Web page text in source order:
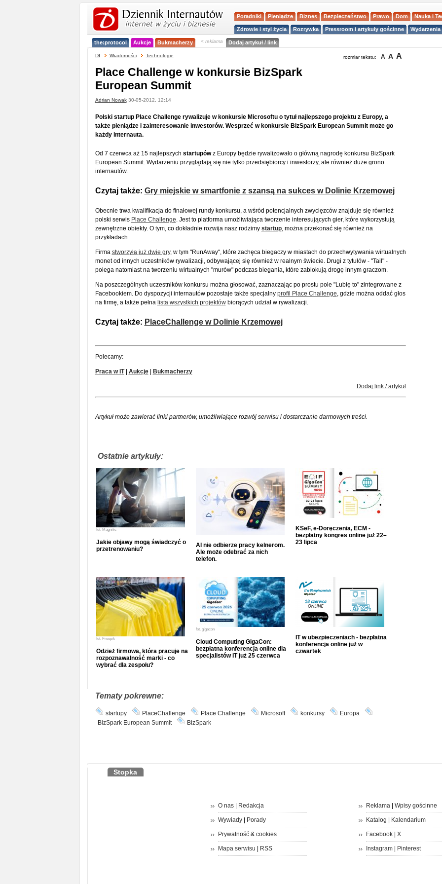
Poradniki Pieniądze Biznes Bezpieczeństwo Prawo Dom Nauka i
Zdrowie i styl życia Rozrywka Pressroom i artykuły gościnne
the:protocol Aukcje Bukmacherzy < reklama Dodaj artykuł / link
DI Wiadomości Technologie rozmiar tekstu: A A A
Place Challenge w konkursie BizSpark
European Summit
Adrian Nowak30-05-2012, 12:14
Polski startup Place Challenge rywalizuje w konkursie Microsoftu o tytuł najlepszego projektu z Europy, a
także pieniądze i zainteresowanie inwestorów. Wesprzeć w konkursie BizSpark European Summit może go
każdy internauta.
Od 7 czerwca aż 15 najlepszych startupówz Europy będzie rywalizowało o główną nagrodę konkursu BizSpark
European Summit. Wydarzeniu przyglądają się nie tylko przedsiębiorcy i inwestorzy, ale również duże grono
internautów.
Czytaj także: Gry miejskie w smartfonie z szansą na sukces w Dolinie Krzemowej
Obecnie trwa kwalifikacja do finałowej rundy konkursu, a wśród potencjalnych zwycięzców znajduje się również
polski serwis Place Challenge. Jest to platforma umożliwiająca tworzenie interesujących gier, które wykorzystują
zewnętrzne obiekty. O tym, co dokładnie rozwija nasz rodzimy startup, można przekonać się również na
przykładach.
Firma stworzyła już dwie gry, w tym "RunAway", które zachęca biegaczy w miastach do przechwytywania wirtualnych
monet od innych uczestników rywalizacji, odbywającej się również w realnym świecie. Drugi z tytułów - "Tail" -
polega natomiast na tworzeniu wirtualnych "murów" podczas biegania, które zablokują drogę innym graczom.
Na poszczególnych uczestników konkursu można głosować, zaznaczając po prostu pole "Lubię to" zintegrowane z
Facebookiem. Do dyspozycji internautów pozostaje także specjalny profil Place Challenge, gdzie można oddać głos
na firmę, a także pełna lista wszystkich projektówbiorących udział w rywalizacji.
Czytaj także: PlaceChallenge w Dolinie Krzemowej
Polecamy:
Praca w IT| Aukcje| Bukmacherzy
Dodaj link / artykuł
Artykuł może zawierać linki partnerów, umożliwiające rozwój serwisu i dostarczanie darmowych treści.
Ostatnie artykuły:
fot. Magnific
Jakie objawy mogą świadczyć o
przetrenowaniu?
AI nie odbierze pracy kelnerom.
Ale może odebrać za nich
telefon.
KSeF, e-Doręczenia, ECM -
bezpłatny kongres online już 22–
23 lipca
fot. Freepik
Odzież firmowa, która pracuje na
rozpoznawalność marki - co
wybrać dla zespołu?
fot. gigacon
Cloud Computing GigaCon:
bezpłatna konferencja online dla
specjalistów IT już 25 czerwca
IT w ubezpieczeniach - bezpłatna
konferencja online już w
czwartek
Tematy pokrewne:
startupy PlaceChallenge Place Challenge Microsoft konkursy
Europa
BizSpark European Summit
BizSpark
Stopka
O nas| Redakcja
Wywiady| Porady
Prywatność& cookies
Mapa serwisu RSS
Reklama| Wpisy gościnne
Katalog Kalendarium
Facebook| X
Instagram| Pinterest